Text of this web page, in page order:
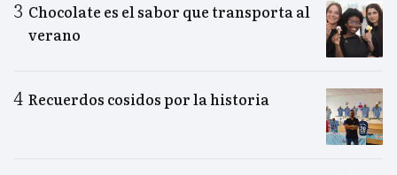
Chocolate es el sabor que transporta al
verano
Recuerdos cosidos por la historia